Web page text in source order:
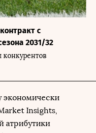
с
2031/32
экономически
Insights,
атрибутики